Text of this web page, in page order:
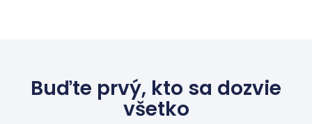
Buďte prvý, kto sa dozvie
všetko